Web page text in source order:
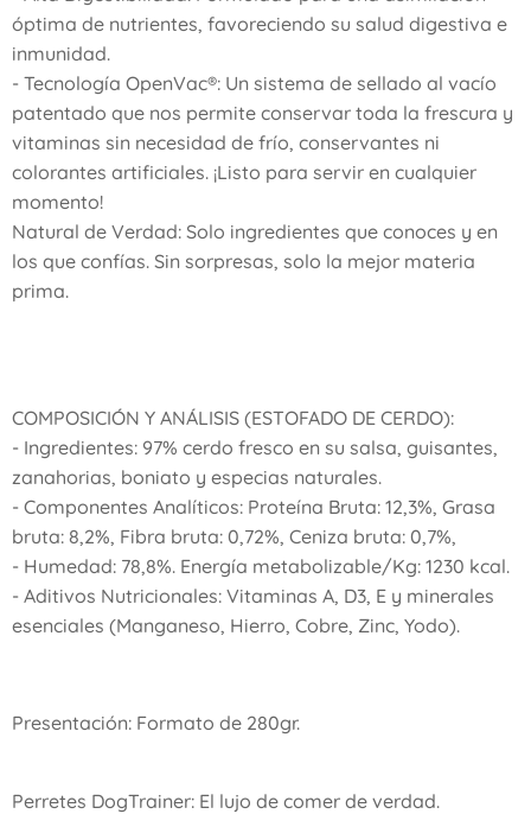
óptima de nutrientes, favoreciendo su salud digestiva e
inmunidad.
​- Tecnología OpenVac®: Un sistema de sellado al vacío
patentado que nos permite conservar toda la frescura y
vitaminas sin necesidad de frío, conservantes ni
colorantes artificiales. ¡Listo para servir en cualquier
momento!
​Natural de Verdad: Solo ingredientes que conoces y en
los que confías. Sin sorpresas, solo la mejor materia
prima.
​COMPOSICIÓN Y ANÁLISIS (ESTOFADO DE CERDO):
- ​Ingredientes: 97% cerdo fresco en su salsa, guisantes,
zanahorias, boniato y especias naturales.
- Componentes Analíticos: Proteína Bruta: 12,3%, Grasa
bruta: 8,2%, Fibra bruta: 0,72%, Ceniza bruta: 0,7%,
- Humedad: 78,8%. Energía metabolizable/Kg: 1230 kcal.
- Aditivos Nutricionales: Vitaminas A, D3, E y minerales
esenciales (Manganeso, Hierro, Cobre, Zinc, Yodo).
​Presentación: Formato de 280gr.
​Perretes DogTrainer: El lujo de comer de verdad.